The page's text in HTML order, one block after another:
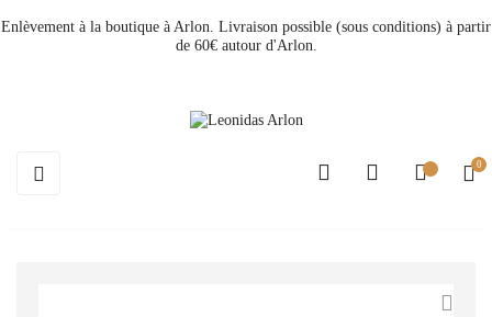
Enlèvement à la boutique à Arlon. Livraison possible (sous conditions) à partir
de 60€ autour d'Arlon.
Basculer
☰ 0
